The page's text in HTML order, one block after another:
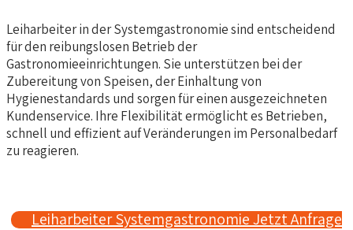
Leiharbeiter in der Systemgastronomie sind entscheidend
für den reibungslosen Betrieb der
Gastronomieeinrichtungen. Sie unterstützen bei der
Zubereitung von Speisen, der Einhaltung von
Hygienestandards und sorgen für einen ausgezeichneten
Kundenservice. Ihre Flexibilität ermöglicht es Betrieben,
schnell und effizient auf Veränderungen im Personalbedarf
zu reagieren.
Leiharbeiter Systemgastronomie Jetzt Anfrage